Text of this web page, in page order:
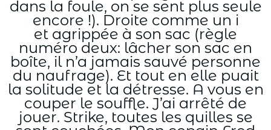
dans la foule, on se sent plus seule
encore !). Droite comme un i
et agrippée à son sac (règle
numéro deux: lâcher son sac en
boîte, il n’a jamais sauvé personne
du naufrage). Et tout en elle puait
la solitude et la détresse. A vous en
couper le souffle. J’ai arrêté de
jouer. Strike, toutes les quilles se